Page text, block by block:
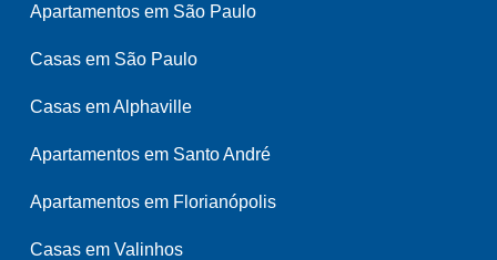
Apartamentos em São Paulo
Casas em São Paulo
Casas em Alphaville
Apartamentos em Santo André
Apartamentos em Florianópolis
Casas em Valinhos